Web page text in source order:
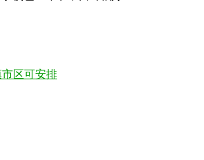
区可安排